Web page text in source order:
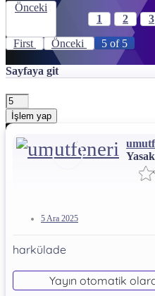
Önceki
1
2 3
First Önceki 5 of 5
Sayfaya git
İşlem yap
5 Ara 2025
harkülade
Yayın otomatik